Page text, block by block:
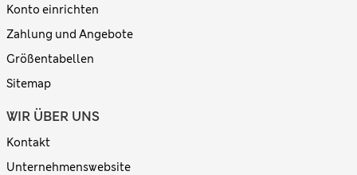
Konto einrichten
Zahlung und Angebote
Größentabellen
Sitemap
WIR ÜBER UNS
Kontakt
Unternehmenswebsite